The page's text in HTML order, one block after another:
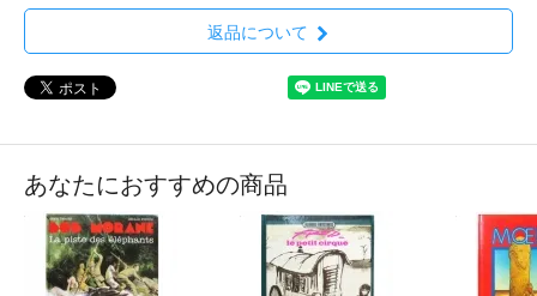
返品について
あなたにおすすめの商品